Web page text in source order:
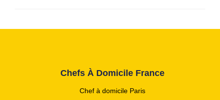
Chefs À Domicile France
Chef à domicile Paris